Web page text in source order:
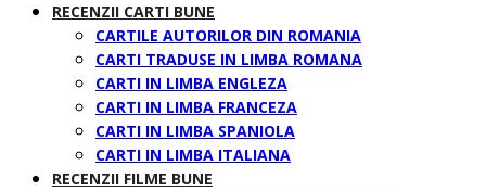
RECENZII CARTI BUNE
CARTILE AUTORILOR DIN ROMANIA
CARTI TRADUSE IN LIMBA ROMANA
CARTI IN LIMBA ENGLEZA
CARTI IN LIMBA FRANCEZA
CARTI IN LIMBA SPANIOLA
CARTI IN LIMBA ITALIANA
RECENZII FILME BUNE